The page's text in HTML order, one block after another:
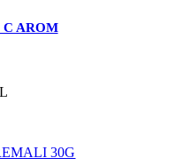
AROM